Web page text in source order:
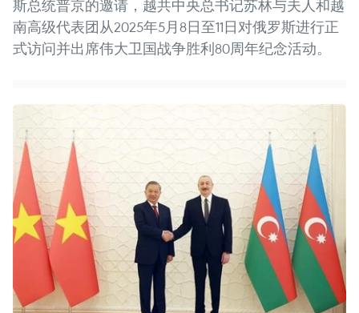
斯总统普京的邀请，越共中央总书记苏林与夫人和越
南高级代表团从2025年5月8日至11日对俄罗斯进行正
式访问并出席伟大卫国战争胜利80周年纪念活动。